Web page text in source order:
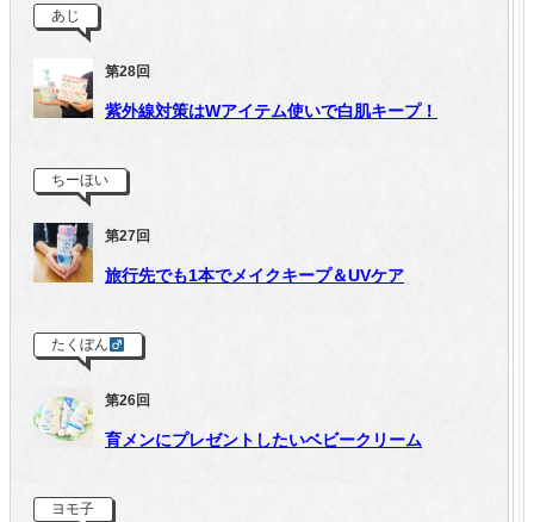
あじ
第28回
紫外線対策はWアイテム使いで白肌キープ！
ちーほい
第27回
旅行先でも1本でメイクキープ＆UVケア
たくぼん
第26回
育メンにプレゼントしたいベビークリーム
ヨモ子